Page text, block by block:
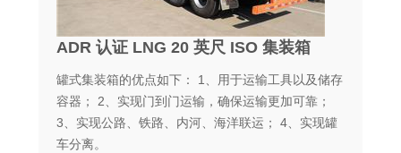
ADR 认证 LNG 20 英尺 ISO 集装箱
罐式集装箱的优点如下： 1、用于运输工具以及储存
容器； 2、实现门到门运输，确保运输更加可靠；
3、实现公路、铁路、内河、海洋联运； 4、实现罐
车分离。